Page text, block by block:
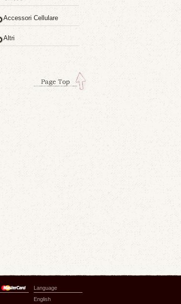
Accessori Cellulare
Altri
Language
English